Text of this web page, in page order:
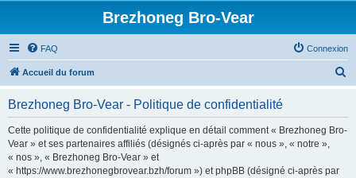
Brezhoneg Bro-Vear
FAQ Connexion
Accueil du forum
Brezhoneg Bro-Vear - Politique de confidentialité
Cette politique de confidentialité explique en détail comment « Brezhoneg Bro-
Vear » et ses partenaires affiliés (désignés ci-après par « nous », « notre »,
« nos », « Brezhoneg Bro-Vear » et
« https://www.brezhonegbrovear.bzh/forum ») et phpBB (désigné ci-après par